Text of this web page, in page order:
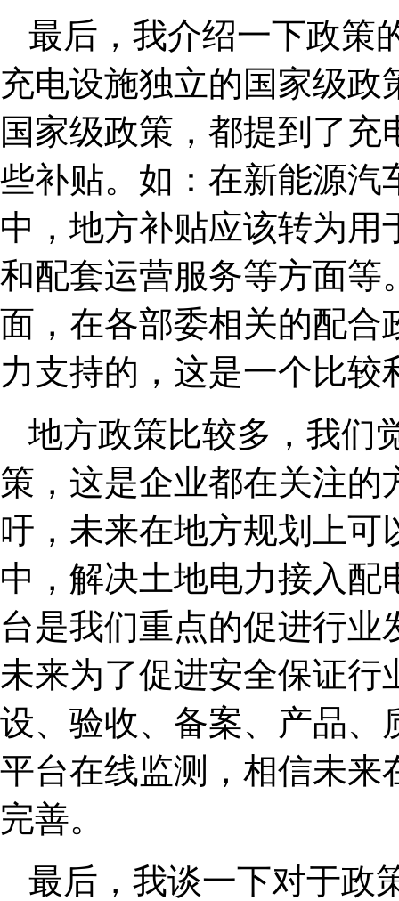
最后，我介绍一下政策
充电设施独立的国家级政
国家级政策，都提到了
些补贴。如：在新能源汽
中，地方补贴应该转为
和配套运营服务等方面等
面，在各部委相关的配合
力支持的，这是一个比较
地方政策比较多，我们
策，这是企业都在关注的
吁，未来在地方规划上
中，解决土地电力接入
台是我们重点的促进行
未来为了促进安全保证
设、验收、备案、产品、
平台在线监测，相信未来
完善。
最后，我谈一下对于政